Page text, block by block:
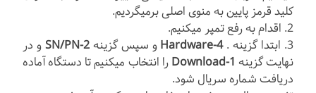
کلید قرمز پایین به منوی اصلی برمیگردیم.
2. اقدام به رفع تمپر میکنیم.
3. ابتدا گزینه .
4-Hardware و سپس گزینه2-SN/PN
و در
نهایت گزینه 1-Download
را انتخاب میکنیم تا دستگاه آماده
دریافت شماره سریال شود.